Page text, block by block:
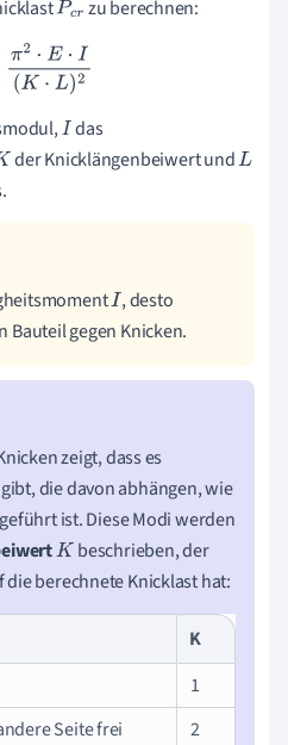
Pcr zu berechnen:
2⋅E⋅ I( K⋅L) 2
I das
der Knicklängenbeiwert undL
I , desto
gegen Knicken.
zeigt, dass es
die davon abhängen, wie
ist. Diese Modi werden
K beschrieben, der
berechnete Knicklast hat:
K
1
Seite frei
2